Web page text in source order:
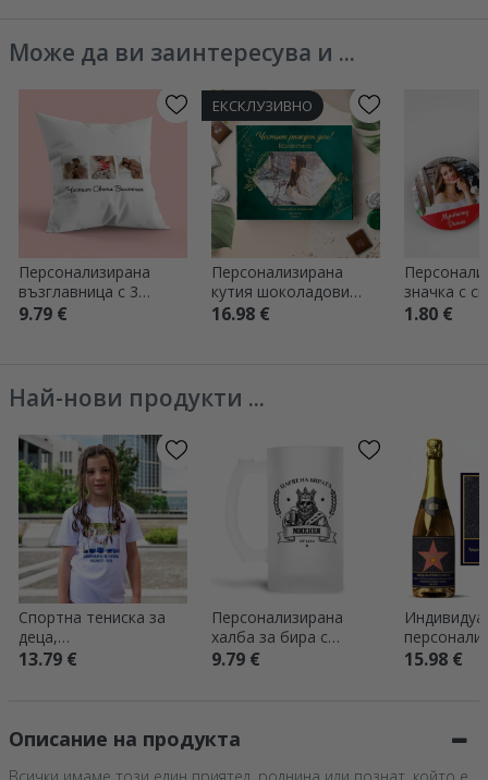
Може да ви заинтересува и ...
Персонализирана
възглавница с 3
снимки и текст
9.79 €
ЕКСКЛУЗИВНО
Персонализирана
кутия шоколадови
бонбони с снимка и
16.98 €
значка с
текст - Вие
1.80 €
Най-нови продукти ...
Спортна тениска за
деца,
персонализирана със
13.79 €
Персонализирана
халба за бира с
надпис – Кралят на
9.79 €
пенливо
15.98 €
Описание на продукта